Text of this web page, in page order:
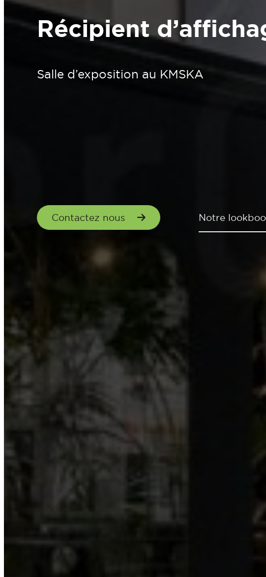
Récipient
Salle d’exposition au KMSKA
Contactez nous Notre